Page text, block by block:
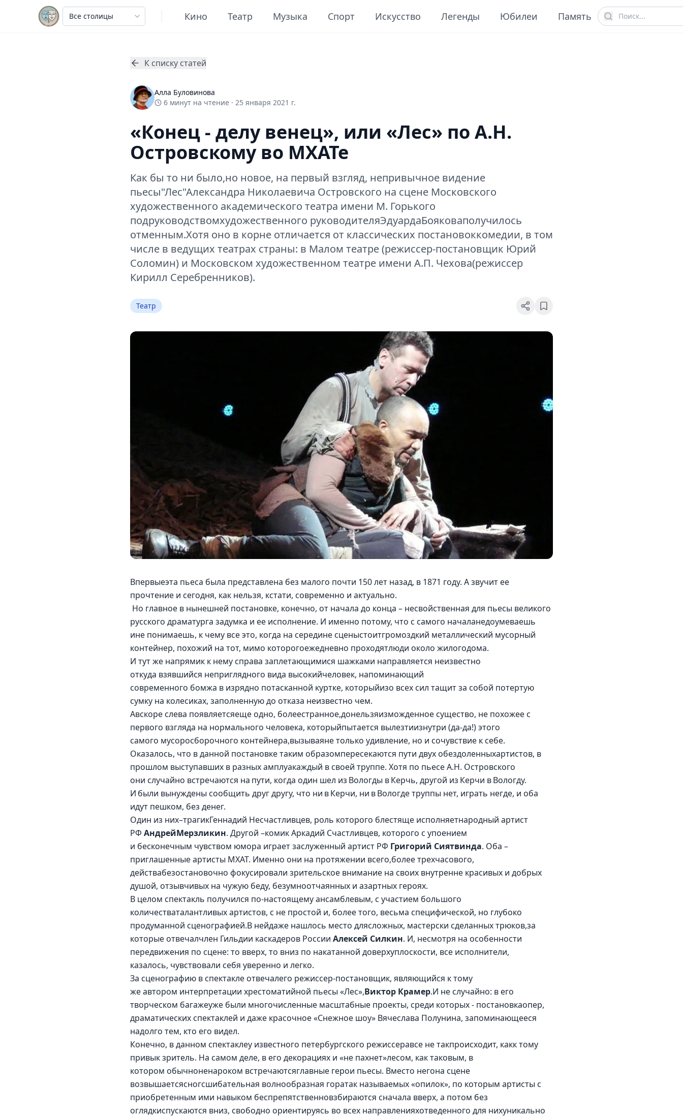
Кино Театр Музыка Спорт Искусство Легенды Юбилеи Память
К списку статей
Алла Буловинова
6 минут на чтение · 25 января 2021 г.
«Конец - делу венец», или «Лес» по А.Н.
Островскому во МХАТе
Как бы то ни было,но новое, на первый взгляд, непривычное видение
пьесы"Лес"Александра Николаевича Островского на сцене Московского
художественного академического театра имени М. Горького
подруководствомхудожественного руководителяЭдуардаБояковаполучилось
отменным.Хотя оно в корне отличается от классических постановоккомедии, в том
числе в ведущих театрах страны: в Малом театре (режиссер-постановщик Юрий
Соломин) и Московском художественном театре имени А.П. Чехова(режиссер
Кирилл Серебренников).
Театр
Впервыеэта пьеса была представлена без малого почти 150 лет назад, в 1871 году. А звучит ее
прочтение и сегодня, как нельзя, кстати, современно и актуально.
Но главное в нынешней постановке, конечно, от начала до конца – несвойственная для пьесы великого
русского драматурга задумка и ее исполнение. И именно потому, что с самого началанедоумеваешь
ине понимаешь, к чему все это, когда на середине сценыстоитгромоздкий металлический мусорный
контейнер, похожий на тот, мимо которогоежедневно проходятлюди около жилогодома.
И тут же напрямик к нему справа заплетающимися шажками направляется неизвестно
откуда взявшийся неприглядного вида высокийчеловек, напоминающий
современного бомжа в изрядно потасканной куртке, которыйизо всех сил тащит за собой потертую
сумку на колесиках, заполненную до отказа неизвестно чем.
Авскоре слева появляетсяеще одно, болеестранное,донельзяизможденное существо, не похожее с
первого взгляда на нормального человека, которыйпытается вылезтиизнутри (да-да!) этого
самого мусоросборочного контейнера,вызываяне только удивление, но и сочувствие к себе.
Оказалось, что в данной постановке таким образомпересекаются пути двух обездоленныхартистов, в
прошлом выступавших в разных амплуакаждый в своей труппе. Хотя по пьесе А.Н. Островского
они случайно встречаются на пути, когда один шел из Вологды в Керчь, другой из Керчи в Вологду.
И были вынуждены сообщить друг другу, что ни в Керчи, ни в Вологде труппы нет, играть негде, и оба
идут пешком, без денег.
Один из них–трагикГеннадий Несчастливцев, роль которого блестяще исполняетнародный артист
РФ АндрейМерзликин. Другой –комик Аркадий Счастливцев, которого с упоением
и бесконечным чувством юмора играет заслуженный артист РФ Григорий Сиятвинда. Оба –
приглашенные артисты МХАТ. Именно они на протяжении всего,более трехчасового,
действабезостановочно фокусировали зрительское внимание на своих внутренне красивых и добрых
душой, отзывчивых на чужую беду, безумноотчаянных и азартных героях.
В целом спектакль получился по-настоящему ансамблевым, с участием большого
количестваталантливых артистов, с не простой и, более того, весьма специфической, но глубоко
продуманной сценографией.В нейдаже нашлось место длясложных, мастерски сделанных трюков,за
которые отвечалчлен Гильдии каскадеров России Алексей Силкин. И, несмотря на особенности
передвижения по сцене: то вверх, то вниз по накатанной доверхуплоскости, все исполнители,
казалось, чувствовали себя уверенно и легко.
За сценографию в спектакле отвечалего режиссер-постановщик, являющийся к тому
же автором интерпретации хрестоматийной пьесы «Лес»,Виктор Крамер.И не случайно: в его
творческом багажеуже были многочисленные масштабные проекты, среди которых - постановкаопер,
драматических спектаклей и даже красочное «Снежное шоу» Вячеслава Полунина, запоминающееся
надолго тем, кто его видел.
Конечно, в данном спектаклеу известного петербургского режиссеравсе не такпроисходит, какк тому
привык зритель. На самом деле, в его декорациях и «не пахнет»лесом, как таковым, в
котором обычноненароком встречаютсяглавные герои пьесы. Вместо негона сцене
возвышаетсясногсшибательная волнообразная горатак называемых «опилок», по которым артисты с
приобретенным ими навыком беспрепятственновзбираются сначала вверх, а потом без
оглядкиспускаются вниз, свободно ориентируясь во всех направленияхотведенного для нихуникально